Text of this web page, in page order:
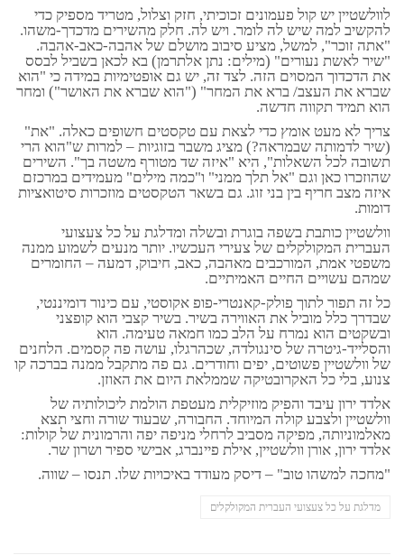
לוולשטיין יש קול פעמונים זכוכיתי, חזק וצלול, מטריד מספיק כדי
להקשיב למה שיש לה לומר. ויש לה. חלק מהשירים מדכדך-משהו.
"אתה זוכר", למשל, מציע סיבוב מושלם של אהבה-כאב-אהבה.
"שיר לאשת נעורים" (מילים: נתן אלתרמן) בא לכאן בשביל לבסס
את הדכדוך המסוים הזה. לצד זה, יש גם אופטימיות במידה כי "הוא
שברא את העצב/ ברא את המחר" ("הוא שברא את האושר") ומחר
הוא תמיד תקווה חדשה.
צריך לא מעט אומץ כדי לצאת עם טקסטים חשופים כאלה. "את"
(שיר לדמותה שבמראה?) מציג משבר בזוגיות – למרות ש"הוא הרי
תשובה לכל השאלות", היא "איזה שד מטורף משטה בך". השירים
שהוזכרו כאן וגם "אל תלך ממני" ו"כמה מילים" מעמידים במרכזם
איזה מצב חריף בין בני זוג. גם בשאר הטקסטים מוזכרות סיטואציות
דומות.
וולשטיין כותבת בשפה בוגרת ובשלה ומדלגת על כל צעצועי
העברית המקולקלים של צעירי העכשיו. יותר מנעים לשמוע ממנה
משפטי אמת, המורכבים מאהבה, כאב, חיבוק, דמעה – החומרים
שמהם עשויים החיים האמיתיים.
כל זה תפור לתוך פולק-קאנטרי-פופ אקוסטי, עם כינור דומיננטי,
שבדרך כלל מוביל את האווירה בשיר. בשיר קצבי הוא קופצני
ובשקטים הוא נמרח על הלב כמו חמאה טעימה. הוא
והסלייד-גיטרה של סינגולדה, שכהרגלו, עושה פה קסמים. הלחנים
של וולשטיין פשוטים, יפים וחודרים. גם פה מתקבל ממנה בברכה קו
צנוע, בלי כל האקרובטיקה שממלאת היום את האוזן.
אלדד ירון עיבד והפיק מוזיקלית מעטפת הולמת ליכולותיה של
וולשטיין ולצבע קולה המיוחד. החבורה, שבעוד שורה וחצי תצא
מאלמוניותה, מפיקה מסביב לרחלי מניפה יפה והרמונית של קולות:
אלדד ירון, אורן וולשטיין, אילת פיינברג, אבישי ספיר ושרון שר.
"מחכה למשהו טוב" – דיסק מעודד באיכויות שלו. תנסו – שווה.
מדלגת על כל צעצועי העברית המקולקלים